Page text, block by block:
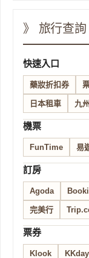
》 旅行查
快速入口
藥妝折扣券
日本租車 九
機票
FunTime 易
訂房
Agoda
完美行
票券
Klook KKday